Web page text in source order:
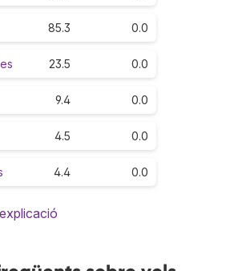
85.3 0.0
23.5 0.0
9.4 0.0
4.5 0.0
4.4 0.0